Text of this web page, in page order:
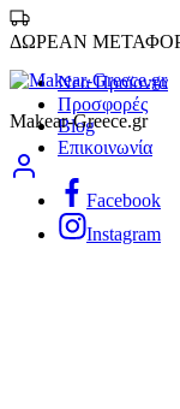
ΔΩΡΕΑΝ
Νεα Προϊοντα
Προσφορές
Blog
Επικοινωνία
Facebook
Instagram
Makear-Greece.gr